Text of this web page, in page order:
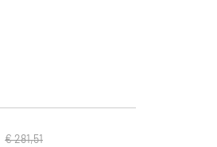
€ 281,51